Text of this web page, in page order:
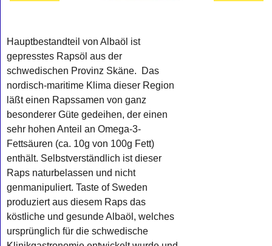
Hauptbestandteil von Albaöl ist
gepresstes Rapsöl aus der
schwedischen Provinz Skäne. Das
nordisch-maritime Klima dieser Region
läßt einen Rapssamen von ganz
besonderer Güte gedeihen, der einen
sehr hohen Anteil an Omega-3-
Fettsäuren (ca. 10g von 100g Fett)
enthält. Selbstverständlich ist dieser
Raps naturbelassen und nicht
genmanipuliert. Taste of Sweden
produziert aus diesem Raps das
köstliche und gesunde Albaöl, welches
ursprünglich für die schwedische